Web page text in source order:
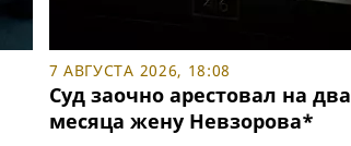
7 АВГУСТА 2026, 18:08
Суд заочно арестовал на два
месяца жену Невзорова*